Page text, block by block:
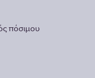
πόσιμου
πόσιμου